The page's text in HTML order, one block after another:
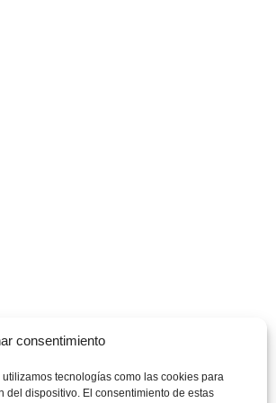
consentimiento
tecnologías como las cookies para
del dispositivo. El consentimiento de estas